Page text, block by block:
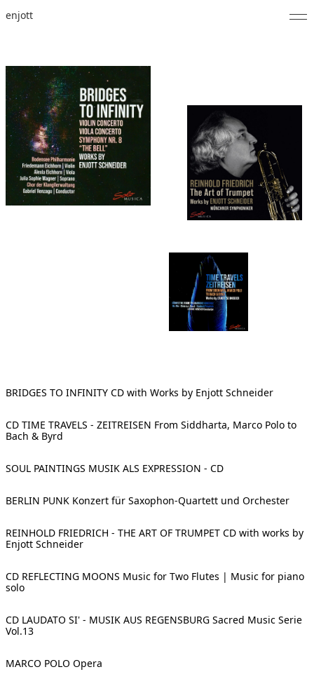
enjott
Selected Works
Werkverzeichnis
About
Fotos
Kalender
BRIDGES TO INFINITY CD with Works by Enjott Schneider
CD TIME TRAVELS - ZEITREISEN From Siddharta, Marco Polo to
Bach & Byrd
SOUL PAINTINGS MUSIK ALS EXPRESSION - CD
BERLIN PUNK Konzert für Saxophon-Quartett und Orchester
REINHOLD FRIEDRICH - THE ART OF TRUMPET CD with works by
Enjott Schneider
CD REFLECTING MOONS Music for Two Flutes | Music for piano
solo
CD LAUDATO SI' - MUSIK AUS REGENSBURG Sacred Music Serie
Vol.13
MARCO POLO Opera